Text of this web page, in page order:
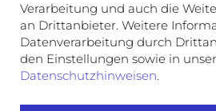
Rechtliches und Datenschutz
Impressum
AGB
Widerrufsbelehrung
Verarbeitung und auch die
an Drittanbieter. Weitere
Datenverarbeitung durch
den Einstellungen sowie in
Datenschutzhinweisen.